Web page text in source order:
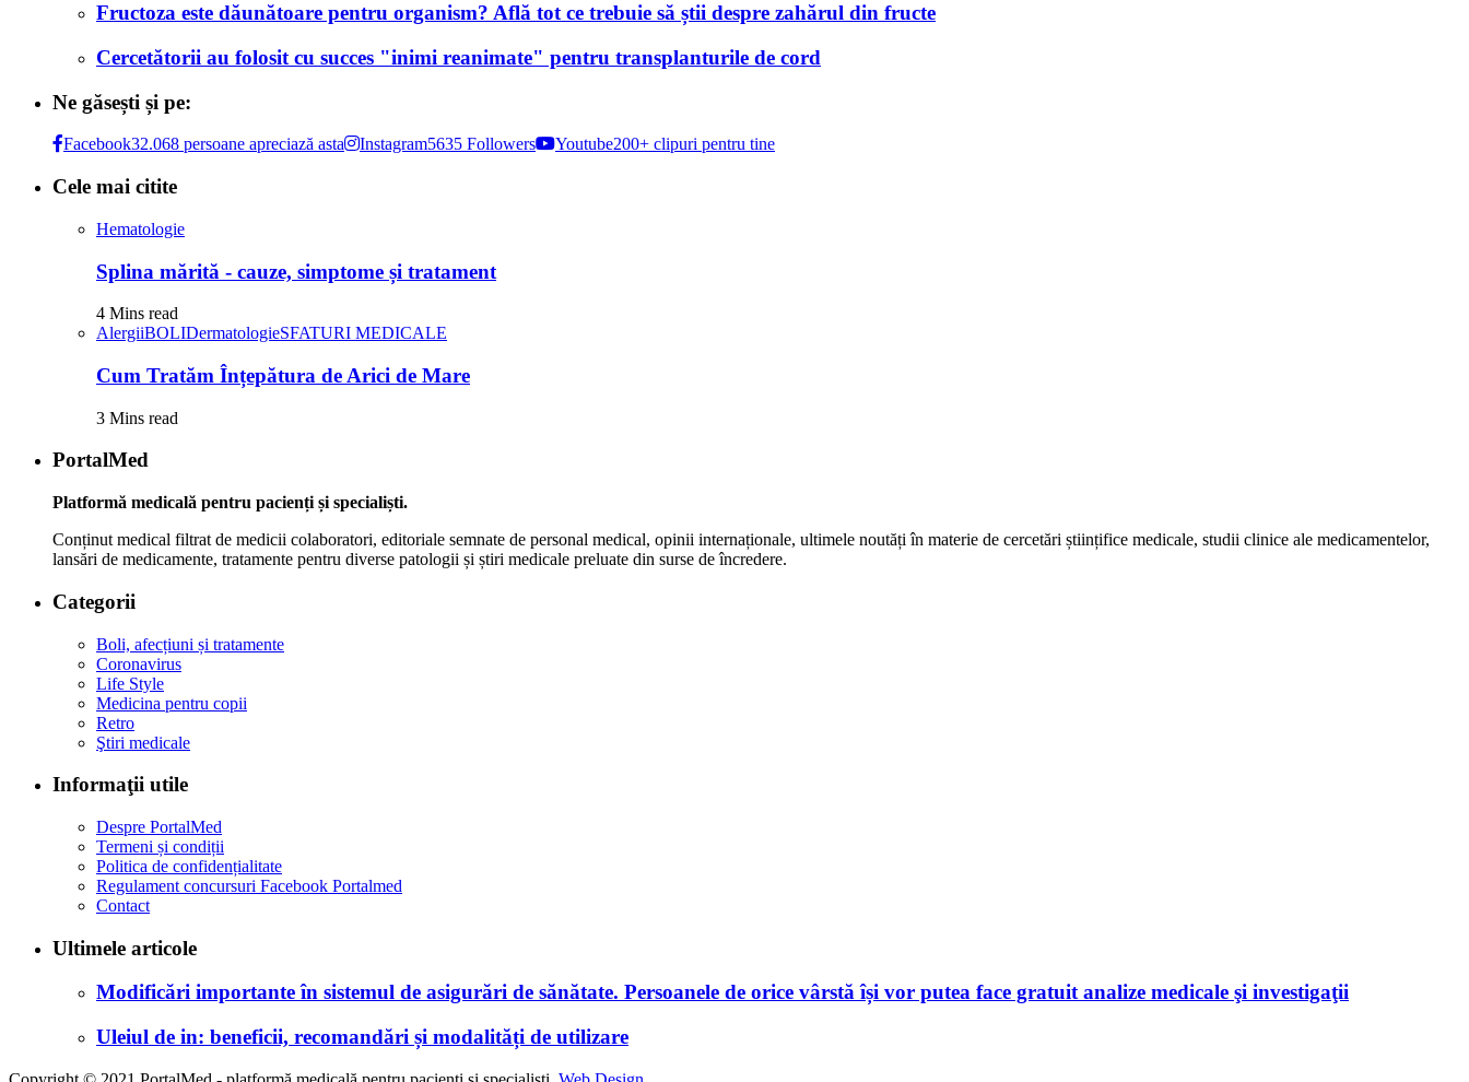
Fructoza este dăunătoare pentru organism? Află tot ce trebuie să știi despre zahărul din fructe
Cercetătorii au folosit cu succes "inimi reanimate" pentru transplanturile de cord
Ne găsești și pe:
Facebook32.068 persoane apreciază asta Instagram5635 Followers Youtube200+ clipuri pentru tine
Cele mai citite
Hematologie
Splina mărită - cauze, simptome și tratament
4 Mins read
AlergiiBOLIDermatologieSFATURI MEDICALE
Cum Tratăm Înțepătura de Arici de Mare
3 Mins read
PortalMed
Platformă medicală pentru pacienți și specialiști.
Conținut medical filtrat de medicii colaboratori, editoriale semnate de personal medical, opinii internaționale, ultimele noutăți în materie de cercetări științifice medicale, studii clinice ale medicamentelor,
lansări de medicamente, tratamente pentru diverse patologii și știri medicale preluate din surse de încredere.
Categorii
Boli, afecțiuni și tratamente
Coronavirus
Life Style
Medicina pentru copii
Retro
Ştiri medicale
Informaţii utile
Despre PortalMed
Termeni și condiții
Politica de confidențialitate
Regulament concursuri Facebook Portalmed
Contact
Ultimele articole
Modificări importante în sistemul de asigurări de sănătate. Persoanele de orice vârstă își vor putea face gratuit analize medicale şi investigaţii
Uleiul de in: beneficii, recomandări și modalități de utilizare